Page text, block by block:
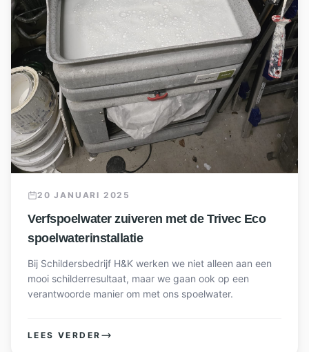
20 JANUARI 2025
Verfspoelwater zuiveren met de Trivec Eco
spoelwaterinstallatie
Bij Schildersbedrijf H&K werken we niet alleen aan een
mooi schilderresultaat, maar we gaan ook op een
verantwoorde manier om met ons spoelwater.
LEES VERDER